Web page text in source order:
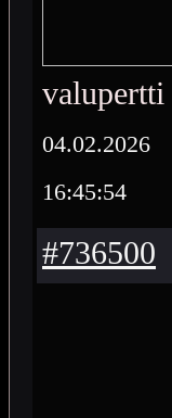
valupertti
04.02.2026
16:45:54
#736500